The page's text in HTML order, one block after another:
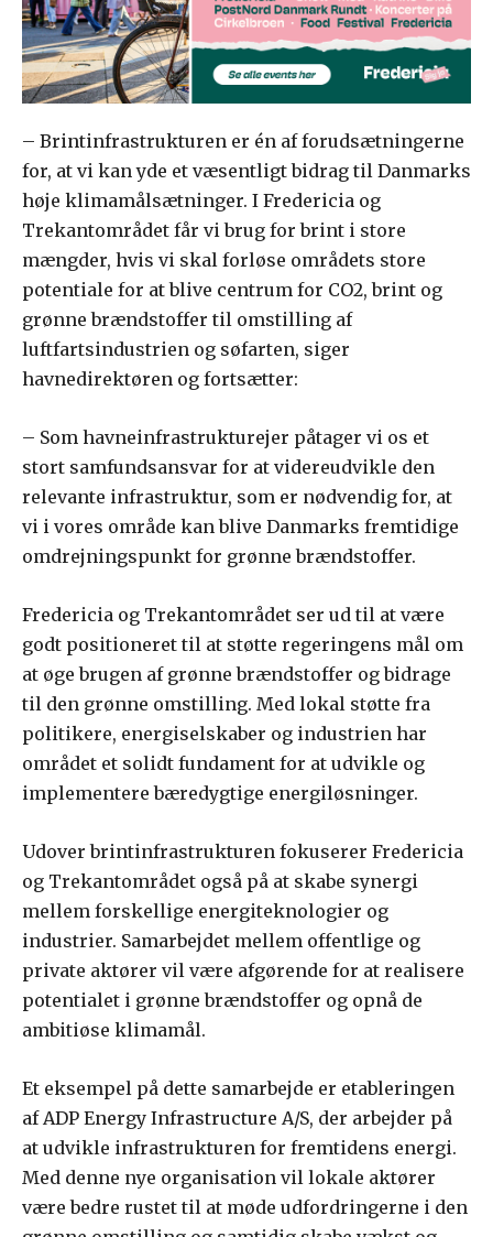
– Brintinfrastrukturen er én af forudsætningerne
for, at vi kan yde et væsentligt bidrag til Danmarks
høje klimamålsætninger. I Fredericia og
Trekantområdet får vi brug for brint i store
mængder, hvis vi skal forløse områdets store
potentiale for at blive centrum for CO2, brint og
grønne brændstoffer til omstilling af
luftfartsindustrien og søfarten, siger
havnedirektøren og fortsætter:
– Som havneinfrastrukturejer påtager vi os et
stort samfundsansvar for at videreudvikle den
relevante infrastruktur, som er nødvendig for, at
vi i vores område kan blive Danmarks fremtidige
omdrejningspunkt for grønne brændstoffer.
Fredericia og Trekantområdet ser ud til at være
godt positioneret til at støtte regeringens mål om
at øge brugen af grønne brændstoffer og bidrage
til den grønne omstilling. Med lokal støtte fra
politikere, energiselskaber og industrien har
området et solidt fundament for at udvikle og
implementere bæredygtige energiløsninger.
Udover brintinfrastrukturen fokuserer Fredericia
og Trekantområdet også på at skabe synergi
mellem forskellige energiteknologier og
industrier. Samarbejdet mellem offentlige og
private aktører vil være afgørende for at realisere
potentialet i grønne brændstoffer og opnå de
ambitiøse klimamål.
Et eksempel på dette samarbejde er etableringen
af ADP Energy Infrastructure A/S, der arbejder på
at udvikle infrastrukturen for fremtidens energi.
Med denne nye organisation vil lokale aktører
være bedre rustet til at møde udfordringerne i den